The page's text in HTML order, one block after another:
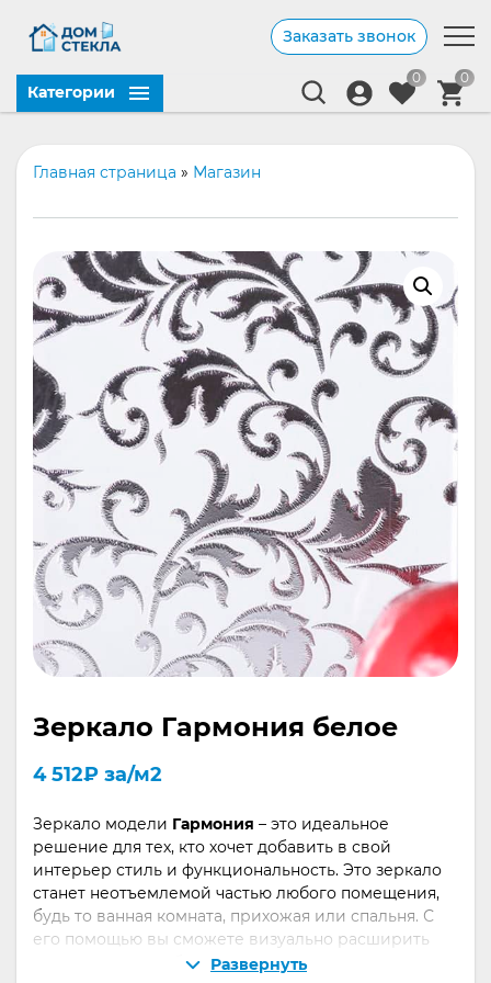
Заказать звонок
Категории
0 0
Главная страница » Магазин
Зеркало Гармония белое
4 512₽ за/м2
Зеркало модели Гармония – это идеальное
решение для тех, кто хочет добавить в свой
интерьер стиль и функциональность. Это зеркало
станет неотъемлемой частью любого помещения,
будь то ванная комната, прихожая или спальня. С
его помощью вы сможете визуально расширить
пространство, добавить света и сделать
Развернуть